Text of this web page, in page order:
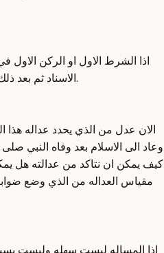
اذا الشرط الاول او الركن
الاسناد ثم بعد ذلك ان يكون الراوي عدلا ثقه ضابطا.
الان عدل من الذي يحدد عداله هذا
وعاد الى الاسلام بعد وفاه النبي
كيف يمكن ان نتاكد من عدالته هل
مقياس العداله من الذي وضع
اذا المساله ليست سهله وليست